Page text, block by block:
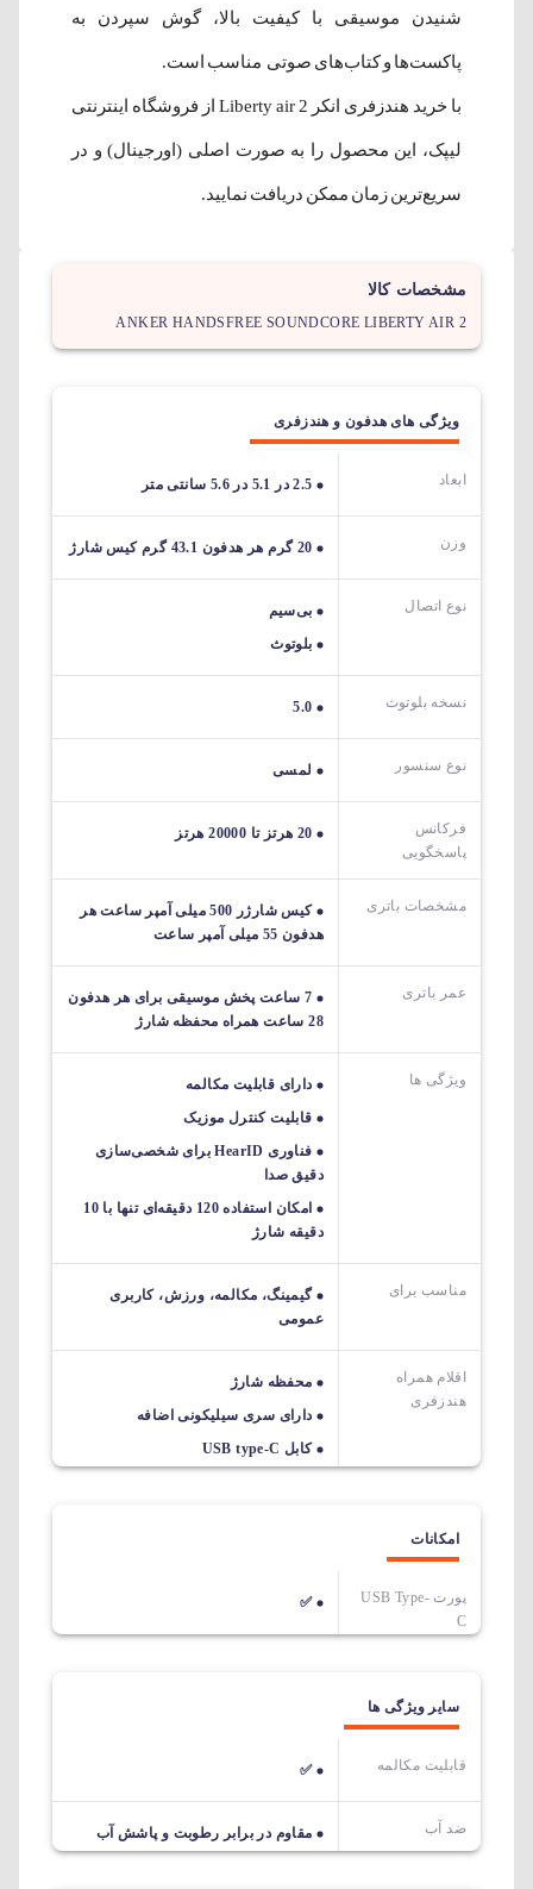
شنیدن موسیقی با کیفیت بالا، گوش سپردن به
پاکست‌ها و کتاب‌های صوتی مناسب است.
با خرید هندزفری انکر Liberty air 2 از فروشگاه اینترنتی
لیپک، این محصول را به صورت اصلی (اورجینال) و در
سریع‌ترین زمان ممکن دریافت نمایید.
مشخصات کالا
ANKER HANDSFREE SOUNDCORE LIBERTY AIR 2
ویژگی های هدفون و هندزفری
ابعاد 2.5 در 5.1 در 5.6 سانتی متر
وزن 20 گرم هر هدفون 43.1 گرم کیس شارژ
نوع اتصال
بی‌سیم
بلوتوث
نسخه بلوتوث 5.0
نوع سنسور لمسی
فرکانس
پاسخگویی
20 هرتز تا 20000 هرتز
مشخصات باتری
کیس شارژر 500 میلی آمپر ساعت هر
هدفون 55 میلی آمپر ساعت
عمر باتری
7 ساعت پخش موسیقی برای هر هدفون
28 ساعت همراه محفظه شارژ
ویژگی ها
دارای قابلیت مکالمه
قابلیت کنترل موزیک
فناوری HearID برای شخصی‌سازی
دقیق صدا
امکان استفاده 120 دقیقه‌ای تنها با 10
دقیقه شارژ
مناسب برای
گیمینگ، مکالمه، ورزش، کاربری
عمومی
اقلام همراه
هندزفری
محفظه شارژ
دارای سری سیلیکونی اضافه
کابل USB type-C
امکانات
پورت USB Type-
C
✅
سایر ویژگی ها
قابلیت مکالمه ✅
ضد آب مقاوم در برابر رطوبت و پاشش آب